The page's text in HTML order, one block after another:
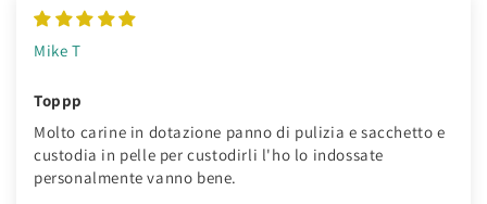
Mike T
Toppp
Molto carine in dotazione panno di pulizia e sacchetto e
custodia in pelle per custodirli l'ho lo indossate
personalmente vanno bene.